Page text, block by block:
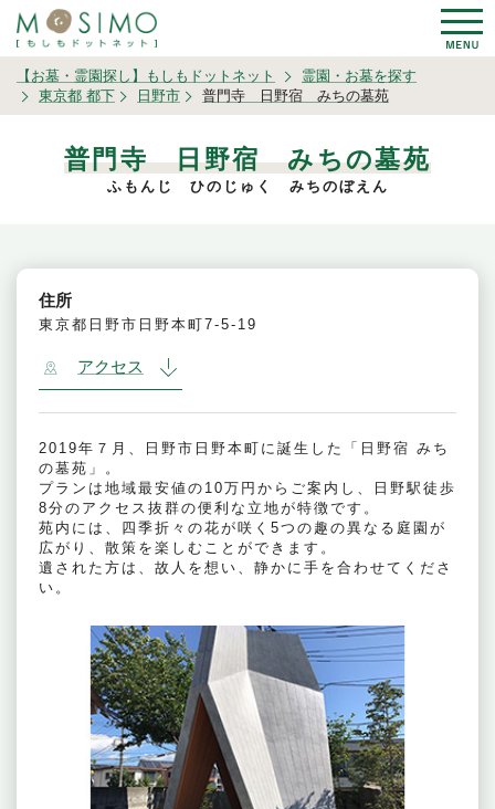
【お墓・霊園探し】もしもドットネット
霊園・お墓を探す
東京都 都下
日野市 普門寺 日野宿 みちの墓苑
普門寺 日野宿 みちの墓苑
ふもんじ ひのじゅく みちのぼえん
住所
東京都日野市日野本町7-5-19
アクセス
2019年７月、日野市日野本町に誕生した「日野宿 みち
の墓苑」。
プランは地域最安値の10万円からご案内し、日野駅徒歩
8分のアクセス抜群の便利な立地が特徴です。
苑内には、四季折々の花が咲く5つの趣の異なる庭園が
広がり、散策を楽しむことができます。
遺された方は、故人を想い、静かに手を合わせてくださ
い。